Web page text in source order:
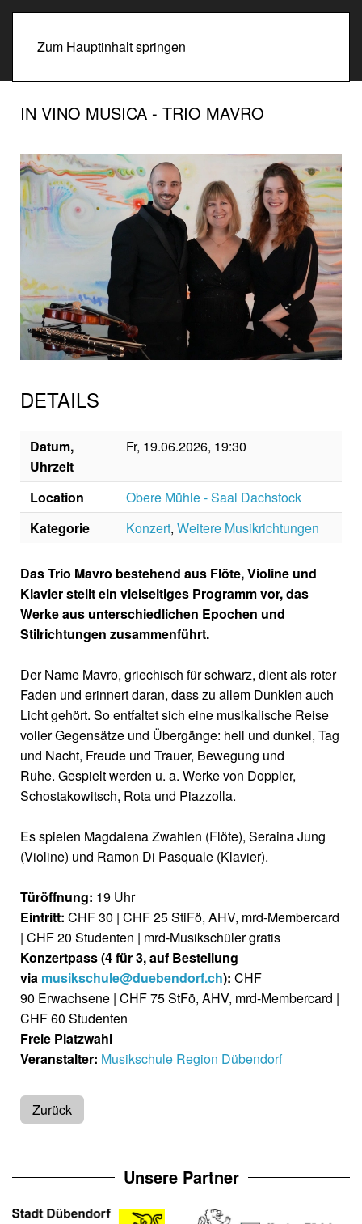
Zum Hauptinhalt springen
IN VINO MUSICA - TRIO MAVRO
Das Trio Mavro bestehend aus Flöte, Violine und
Klavier stellt ein vielseitiges Programm vor, das
Werke aus unterschiedlichen Epochen und
Stilrichtungen zusammenführt.
Der Name Mavro, griechisch für schwarz, dient als roter
Faden und erinnert daran, dass zu allem Dunklen auch
Licht gehört. So entfaltet sich eine musikalische Reise
voller Gegensätze und Übergänge: hell und dunkel, Tag
und Nacht, Freude und Trauer, Bewegung und
Ruhe. Gespielt werden u. a. Werke von Doppler,
Schostakowitsch, Rota und Piazzolla.
Es spielen Magdalena Zwahlen (Flöte), Seraina Jung
(Violine) und Ramon Di Pasquale (Klavier).
Türöffnung: 19 Uhr
Eintritt: CHF 30 | CHF 25 StiFö, AHV, mrd-Membercard
| CHF 20 Studenten | mrd-Musikschüler gratis
Konzertpass (4 für 3, auf Bestellung
via musikschule@duebendorf.ch): CHF
90 Erwachsene | CHF 75 StFö, AHV, mrd-Membercard |
CHF 60 Studenten
Freie Platzwahl
Veranstalter: Musikschule Region Dübendorf
DETAILS
Datum,
Uhrzeit
Fr, 19.06.2026, 19:30
Location
Obere Mühle - Saal Dachstock
Kategorie
Konzert, Weitere Musikrichtungen
Zurück
Unsere Partner